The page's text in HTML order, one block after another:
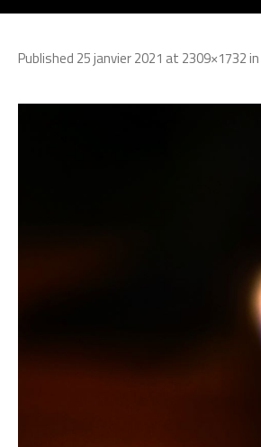
Published 25 janvier 2021 at 2309×1732 in